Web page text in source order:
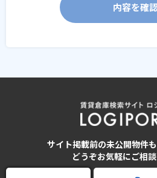
内容を確
サイト掲載前の未公開物件も
どうぞお気軽にご相談